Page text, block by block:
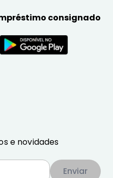
consignado
e novidades
Enviar